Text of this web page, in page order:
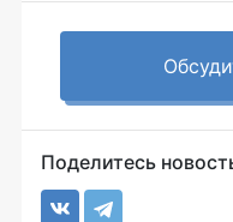
Поделитесь